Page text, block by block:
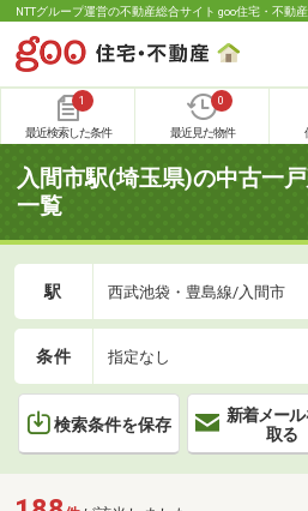
NTTグループ運営の不動産総合サイト goo住宅・不動産
1
最近検索した条件
0
最近見た物件
入間市駅(埼玉県)の中古一
一覧
駅 西武池袋・豊島線/入間市
条件 指定なし
検索条件を保存
新着メー
取る